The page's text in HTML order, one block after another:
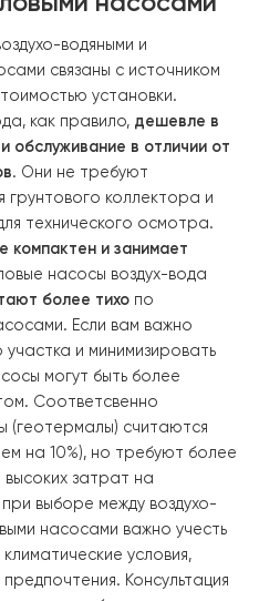
насосов воздух-вода
эффективность и
современна модель
RAY-18DS1-EVIимеет
температур от -30
воздухо-
воздухо-водяными и
связаны с
стоимостью установки.
вода, как правило,дешевле
и обслуживание в
. Они не требуют
грунтового коллектора
для технического
компактен и занимает
насосы воздух-вода
более тихо